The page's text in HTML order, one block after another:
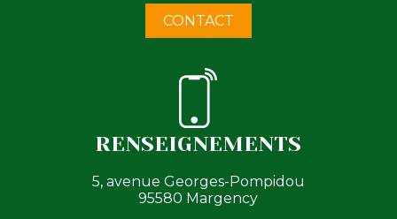
CONTACT
RENSEIGNEMENTS
5, avenue Georges-Pompidou
95580 Margency